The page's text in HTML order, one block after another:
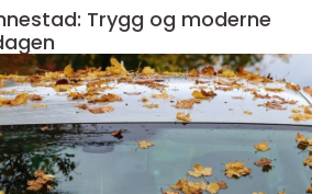
Trygg og moderne